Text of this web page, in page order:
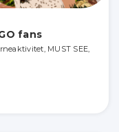
fans
MUST SEE,